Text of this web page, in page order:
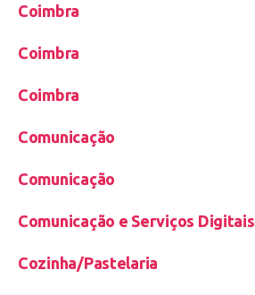
Coimbra
Coimbra
Coimbra
Comunicação
Comunicação
Comunicação e Serviços Digitais
Cozinha/Pastelaria